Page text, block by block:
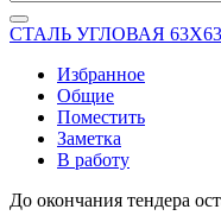
СТАЛЬ УГЛОВАЯ
Избранное
Общие
Поместить
Заметка
В работу
До окончания тендера